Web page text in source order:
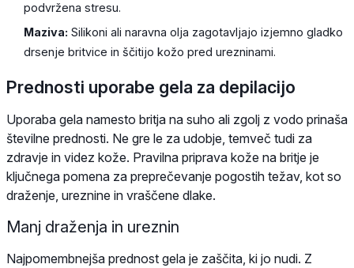
podvržena stresu.
Maziva: Silikoni ali naravna olja zagotavljajo izjemno gladko
drsenje britvice in ščitijo kožo pred urezninami.
Prednosti uporabe gela za depilacijo
Uporaba gela namesto britja na suho ali zgolj z vodo prinaša
številne prednosti. Ne gre le za udobje, temveč tudi za
zdravje in videz kože. Pravilna priprava kože na britje je
ključnega pomena za preprečevanje pogostih težav, kot so
draženje, ureznine in vraščene dlake.
Manj draženja in ureznin
Najpomembnejša prednost gela je zaščita, ki jo nudi. Z